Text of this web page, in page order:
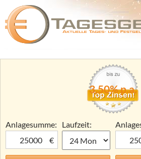
Zum
3,50% p.a.
Anlagesumme:
€
Laufzeit: